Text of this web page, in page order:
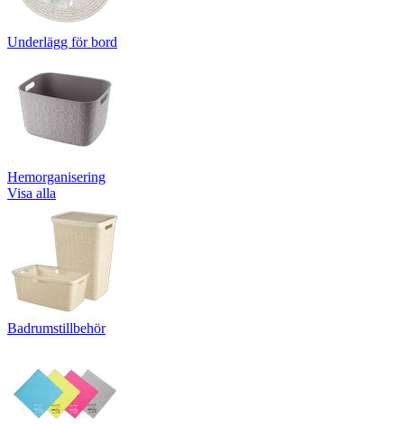
Underlägg för bord
Hemorganisering
Visa alla
Badrumstillbehör